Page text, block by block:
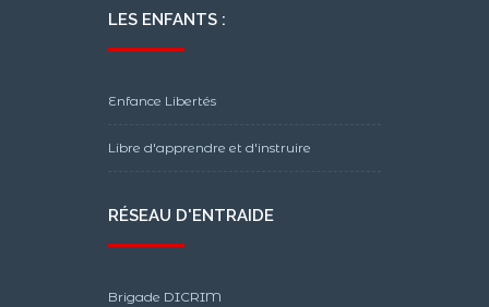
LES ENFANTS :
Enfance Libertés
Libre d'apprendre et d'instruire
RÉSEAU D'ENTRAIDE
Brigade DICRIM